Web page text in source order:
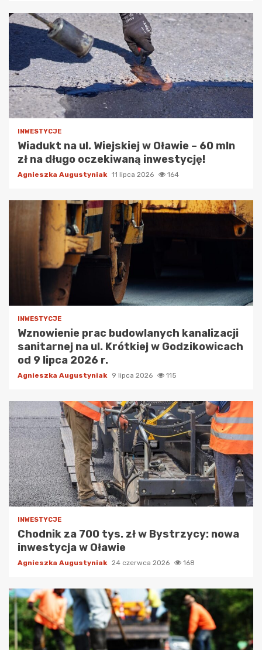
INWESTYCJE
Wiadukt na ul. Wiejskiej w Oławie – 60 mln
zł na długo oczekiwaną inwestycję!
Agnieszka Augustyniak 11 lipca 2026 164
INWESTYCJE
Wznowienie prac budowlanych kanalizacji
sanitarnej na ul. Krótkiej w Godzikowicach
od 9 lipca 2026 r.
Agnieszka Augustyniak 9 lipca 2026 115
INWESTYCJE
Chodnik za 700 tys. zł w Bystrzycy: nowa
inwestycja w Oławie
Agnieszka Augustyniak 24 czerwca 2026 168